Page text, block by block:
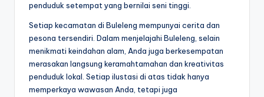
penduduk setempat yang bernilai seni tinggi.
Setiap kecamatan di Buleleng mempunyai cerita dan
pesona tersendiri. Dalam menjelajahi Buleleng, selain
menikmati keindahan alam, Anda juga berkesempatan
merasakan langsung keramahtamahan dan kreativitas
penduduk lokal. Setiap ilustasi di atas tidak hanya
memperkaya wawasan Anda, tetapi juga